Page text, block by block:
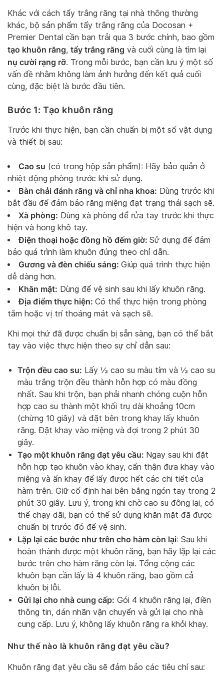
Khác với cách tẩy trắng răng tại nhà thông thường
khác, bộ sản phẩm tẩy trắng răng của Docosan +
Premier Dental cần bạn trải qua 3 bước chính, bao gồm
tạo khuôn răng, tẩy trắng răng và cuối cùng là tìm lại
nụ cười rạng rỡ. Trong mỗi bước, bạn cần lưu ý một số
vấn đề nhằm không làm ảnh hưởng đến kết quả cuối
cùng, đặc biệt là bước đầu tiên.
Bước 1: Tạo khuôn răng
Trước khi thực hiện, bạn cần chuẩn bị một số vật dụng
và thiết bị sau:
Cao su (có trong hộp sản phẩm): Hãy bảo quản ở
nhiệt động phòng trước khi sử dụng.
Bàn chải đánh răng và chỉ nha khoa: Dùng trước khi
bắt đầu để đảm bảo răng miệng đạt trạng thái sạch sẽ.
Xà phòng: Dùng xà phòng để rửa tay trước khi thực
hiện và hong khô tay.
Điện thoại hoặc đồng hồ đếm giờ: Sử dụng để đảm
bảo quá trình làm khuôn đúng theo chỉ dẫn.
Gương và đèn chiếu sáng: Giúp quá trình thực hiện
dễ dàng hơn.
Khăn mặt: Dùng để vệ sinh sau khi lấy khuôn răng.
Địa điểm thực hiện: Có thể thực hiện trong phòng
tắm hoặc vị trí thoáng mát và sạch sẽ.
Khi mọi thứ đã được chuẩn bị sẵn sàng, bạn có thể bắt
tay vào việc thực hiện theo sự chỉ dẫn sau:
Trộn đều cao su: Lấy ½ cao su màu tím và ½ cao su
màu trắng trộn đều thành hỗn hợp có màu đồng
nhất. Sau khi trộn, bạn phải nhanh chóng cuộn hỗn
hợp cao su thành một khối trụ dài khoảng 10cm
(chừng 10 giây) và đặt bên trong khay lấy khuôn
răng. Đặt khay vào miệng và đợi trong 2 phút 30
giây.
Tạo một khuôn răng đạt yêu cầu: Ngay sau khi đặt
hỗn hợp tạo khuôn vào khay, cẩn thận đưa khay vào
miệng và ấn khay để lấy được hết các chi tiết của
hàm trên. Giữ cố định hai bên bằng ngón tay trong 2
phút 30 giây. Lưu ý, trong khi chờ cao su đông lại, có
thể chạy dãi, bạn có thể sử dụng khăn mặt đã được
chuẩn bị trước đó để vệ sinh.
Lặp lại các bước như trên cho hàm còn lại: Sau khi
hoàn thành được một khuôn răng, bạn hãy lặp lại các
bước trên cho hàm răng còn lại. Tổng cộng các
khuôn bạn cần lấy là 4 khuôn răng, bao gồm cả
khuôn bị lỗi.
Gửi lại cho nhà cung cấp: Gói 4 khuôn răng lại, điền
thông tin, dán nhãn vận chuyển và gửi lại cho nhà
cung cấp. Lưu ý, không lấy khuôn răng ra khỏi khay.
Như thế nào là khuôn răng đạt yêu cầu?
Khuôn răng đạt yêu cầu sẽ đảm bảo các tiêu chí sau: